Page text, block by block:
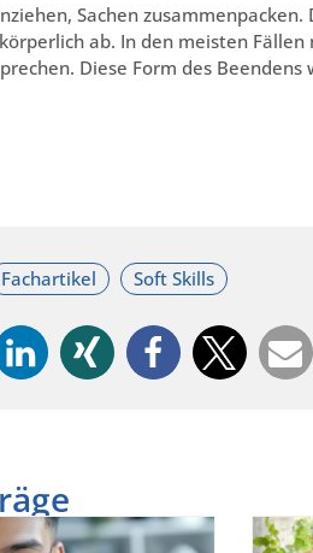
Sachen
ab. In den meisten
Diese Form des